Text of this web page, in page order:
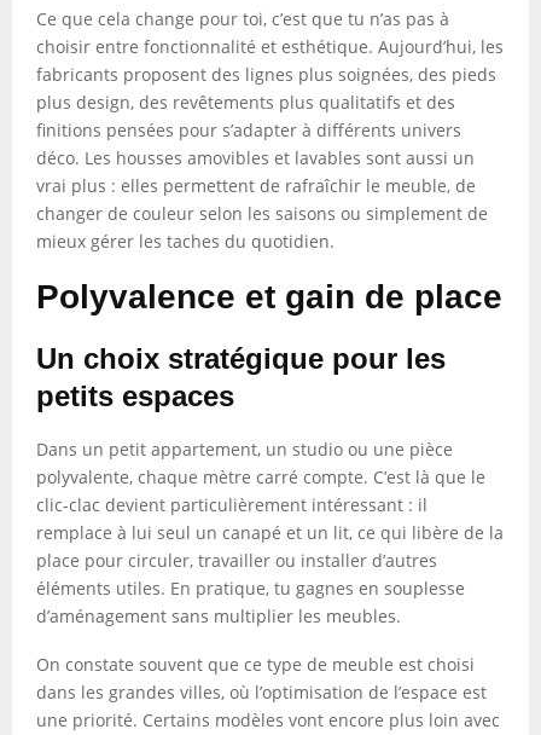
Ce que cela change pour toi, c’est que tu n’as pas à
choisir entre fonctionnalité et esthétique. Aujourd’hui, les
fabricants proposent des lignes plus soignées, des pieds
plus design, des revêtements plus qualitatifs et des
finitions pensées pour s’adapter à différents univers
déco. Les housses amovibles et lavables sont aussi un
vrai plus : elles permettent de rafraîchir le meuble, de
changer de couleur selon les saisons ou simplement de
mieux gérer les taches du quotidien.
Polyvalence et gain de place
Un choix stratégique pour les
petits espaces
Dans un petit appartement, un studio ou une pièce
polyvalente, chaque mètre carré compte. C’est là que le
clic-clac devient particulièrement intéressant : il
remplace à lui seul un canapé et un lit, ce qui libère de la
place pour circuler, travailler ou installer d’autres
éléments utiles. En pratique, tu gagnes en souplesse
d’aménagement sans multiplier les meubles.
On constate souvent que ce type de meuble est choisi
dans les grandes villes, où l’optimisation de l’espace est
une priorité. Certains modèles vont encore plus loin avec